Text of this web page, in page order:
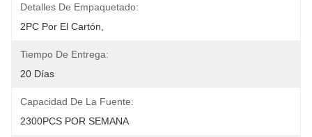
Detalles De Empaquetado:
2PC Por El Cartón,
Tiempo De Entrega:
20 Días
Capacidad De La Fuente:
2300PCS POR SEMANA